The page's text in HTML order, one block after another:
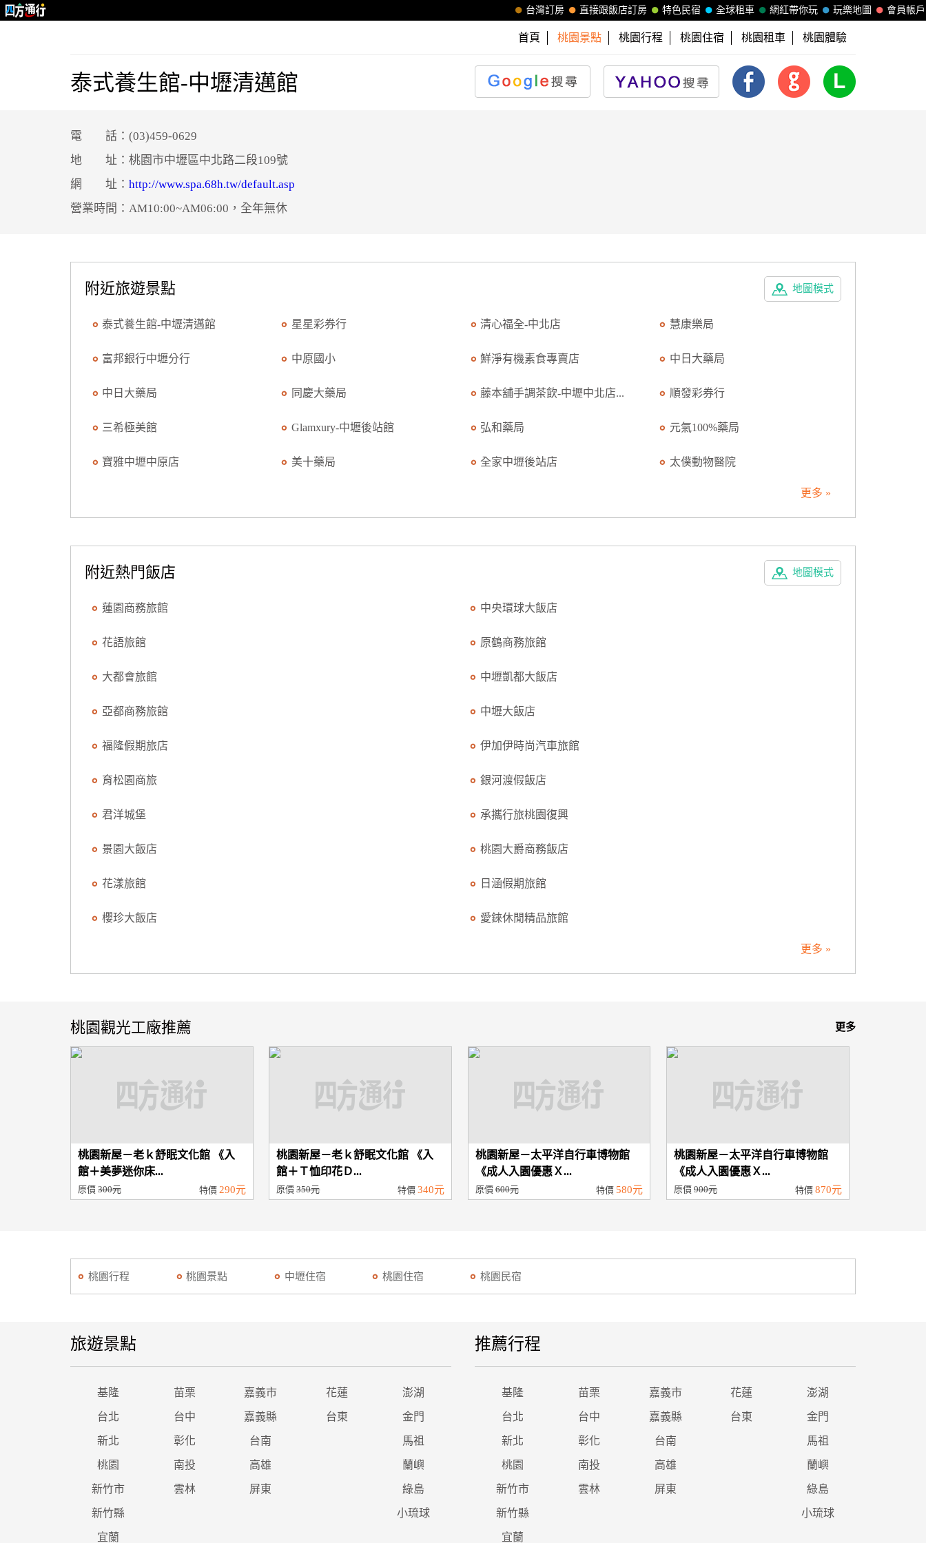
會員帳戶
玩樂地圖
網紅帶你玩
全球租車
特色民宿
直接跟飯店訂房
台灣訂房
首頁 桃園景點 桃園行程 桃園住宿 桃園租車 桃園體驗
泰式養生館-中壢清邁館
電 話：(03)459-0629
地 址：桃園市中壢區中北路二段109號
網 址： http://www.spa.68h.tw/default.asp
營業時間：AM10:00~AM06:00，全年無休
地圖模式
附近旅遊景點
泰式養生館-中壢清邁館 星星彩券行 清心福全-中北店 慧康樂局
富邦銀行中壢分行 中原國小 鮮淨有機素食專賣店 中日大藥局
中日大藥局 同慶大藥局 藤本舖手調茶飲-中壢中北店... 順發彩券行
三希極美館 Glamxury-中壢後站館 弘和藥局 元氣100%藥局
寶雅中壢中原店 美十藥局 全家中壢後站店 太僕動物醫院
更多 »
地圖模式
附近熱門飯店
蓮園商務旅館 中央環球大飯店
花語旅館 原鶴商務旅館
大都會旅館 中壢凱都大飯店
亞都商務旅館 中壢大飯店
福隆假期旅店 伊加伊時尚汽車旅館
育松園商旅 銀河渡假飯店
君洋城堡 承攜行旅桃園復興
景園大飯店 桃園大爵商務飯店
花漾旅館 日涵假期旅館
櫻珍大飯店 愛錸休閒精品旅館
更多 »
更多
桃園觀光工廠推薦
桃園新屋－老ｋ舒眠文化館 《入
館＋美夢迷你床...
原價 300元 特價 290元
桃園新屋－老ｋ舒眠文化館 《入
館＋Ｔ恤印花Ｄ...
原價350元 特價340元
桃園新屋－太平洋自行車博物館
《成人入園優惠Ｘ...
原價600元 特價 580元
桃園新屋－太平洋自行車博物館
《成人入園優惠Ｘ...
原價900元 特價 870元
桃園行程 桃園景點 中壢住宿 桃園住宿 桃園民宿
旅遊景點
基隆 苗栗 嘉義市 花蓮 澎湖
台北 台中 嘉義縣 台東 金門
新北 彰化 台南 馬祖
桃園 南投 高雄 蘭嶼
新竹市 雲林 屏東 綠島
新竹縣 小琉球
宜蘭
推薦行程
基隆 苗栗 嘉義市 花蓮 澎湖
台北 台中 嘉義縣 台東 金門
新北 彰化 台南 馬祖
桃園 南投 高雄 蘭嶼
新竹市 雲林 屏東 綠島
新竹縣 小琉球
宜蘭